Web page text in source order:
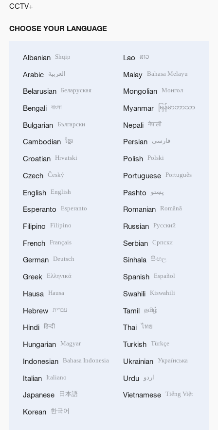
CCTV+
CHOOSE YOUR LANGUAGE
Albanian Shqip
Arabic العربية
Belarusian Беларуская
Bengali বাংলা
Bulgarian Български
Cambodian ខ្មែរ
Croatian Hrvatski
Czech Český
English English
Esperanto Esperanto
Filipino Filipino
French Français
German Deutsch
Greek Ελληνικά
Hausa Hausa
Hebrew עברית
Hindi हिन्दी
Hungarian Magyar
Indonesian Bahasa Indonesia
Italian Italiano
Japanese 日本語
Korean 한국어
Lao ລາວ
Malay Bahasa Melayu
Mongolian Монгол
Myanmar မြန်မာဘာသာ
Nepali नेपाली
Persian فارسی
Polish Polski
Portuguese Português
Pashto پښتو
Romanian Română
Russian Русский
Serbian Српски
Sinhala සිංහල
Spanish Español
Swahili Kiswahili
Tamil தமிழ்
Thai ไทย
Turkish Türkçe
Ukrainian Українська
Urdu اردو
Vietnamese Tiếng Việt